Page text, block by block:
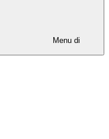
Menu di